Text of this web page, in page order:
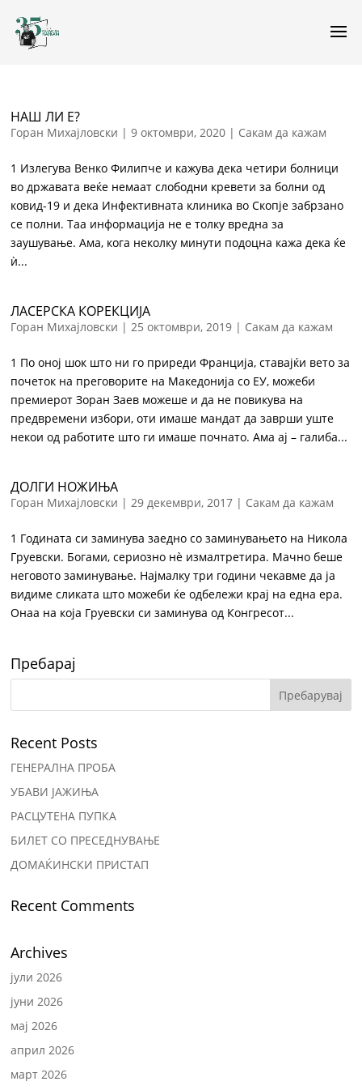
НАШ ЛИ Е?
Горан Михајловски |9 октомври, 2020 | Сакам да кажам
1 Излегува Венко Филипче и кажува дека четири болници
во државата веќе немаат слободни кревети за болни од
ковид-19 и дека Инфективната клиника во Скопје забрзано
се полни. Таа информација не е толку вредна за
заушување. Ама, кога неколку минути подоцна кажа дека ќе
ѝ...
ЛАСЕРСКА КОРЕКЦИЈА
Горан Михајловски |25 октомври, 2019 | Сакам да кажам
1 По оној шок што ни го приреди Франција, ставајќи вето за
почеток на преговорите на Македонија со ЕУ, можеби
премиерот Зоран Заев можеше и да не повикува на
предвремени избори, оти имаше мандат да заврши уште
некои од работите што ги имаше почнато. Ама ај – галиба...
ДОЛГИ НОЖИЊА
Горан Михајловски |29 декември, 2017 | Сакам да кажам
1 Годината си заминува заедно со заминувањето на Никола
Груевски. Богами, сериозно нѐ измалтретира. Мачно беше
неговото заминување. Најмалку три години чекавме да ја
видиме сликата што можеби ќе одбележи крај на една ера.
Онаа на која Груевски си заминува од Конгресот...
Пребарај
Recent Posts
ГЕНЕРАЛНА ПРОБА
УБАВИ ЈАЖИЊА
РАСЦУТЕНА ПУПКА
БИЛЕТ СО ПРЕСЕДНУВАЊЕ
ДОМАЌИНСКИ ПРИСТАП
Recent Comments
Archives
јули 2026
јуни 2026
мај 2026
април 2026
март 2026